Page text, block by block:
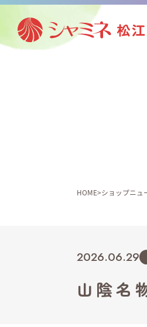
HOME ショップニュ
2026.06.29
山陰